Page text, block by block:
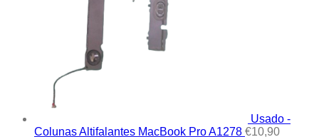
Usado -
Colunas Altifalantes MacBook Pro A1278 €10,90